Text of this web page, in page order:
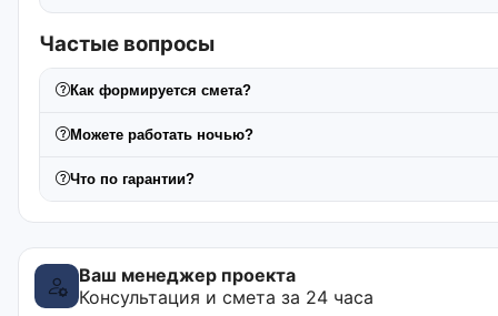
Частые вопросы
Как формируется смета?
Можете работать ночью?
Что по гарантии?
Ваш менеджер проекта
Консультация и смета за 24 часа